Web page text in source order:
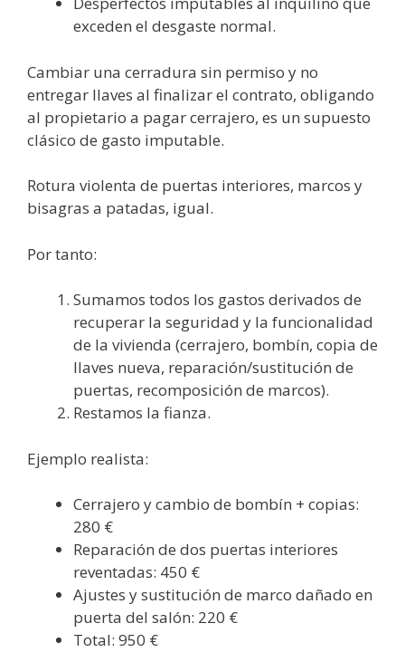
exceden el desgaste normal.
Cambiar una cerradura sin permiso y no
entregar llaves al finalizar el contrato, obligando
al propietario a pagar cerrajero, es un supuesto
clásico de gasto imputable.
Rotura violenta de puertas interiores, marcos y
bisagras a patadas, igual.
Por tanto:
Sumamos todos los gastos derivados de
recuperar la seguridad y la funcionalidad
de la vivienda (cerrajero, bombín, copia de
llaves nueva, reparación/sustitución de
puertas, recomposición de marcos).
Restamos la fianza.
Ejemplo realista:
Cerrajero y cambio de bombín + copias:
280 €
Reparación de dos puertas interiores
reventadas: 450 €
Ajustes y sustitución de marco dañado en
puerta del salón: 220 €
Total: 950 €